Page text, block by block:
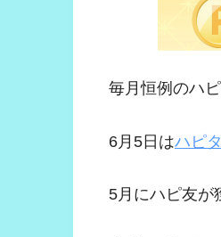
毎月恒例のハ
6月5日はハピ
5月にハピ友が